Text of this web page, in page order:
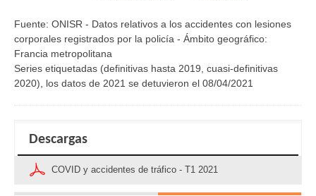
Fuente: ONISR - Datos relativos a los accidentes con lesiones
corporales registrados por la policía - Ámbito geográfico:
Francia metropolitana
Series etiquetadas (definitivas hasta 2019, cuasi-definitivas
2020), los datos de 2021 se detuvieron el 08/04/2021
Descargas
COVID y accidentes de tráfico - T1 2021